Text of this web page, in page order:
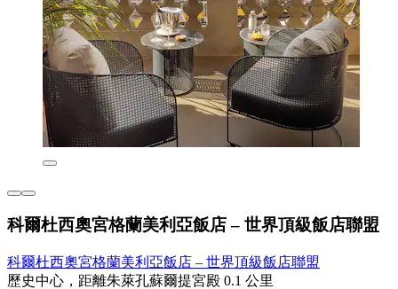
科爾杜西奧宮格蘭美利亞飯店 – 世界頂級飯店聯盟
科爾杜西奧宮格蘭美利亞飯店 – 世界頂級飯店聯盟
歷史中心，距離朱萊孔蘇爾提宮殿 0.1 公里